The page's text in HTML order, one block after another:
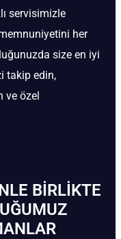
servisimizle
her
size en iyi
takip edin,
ve özel
BIRLIKTE